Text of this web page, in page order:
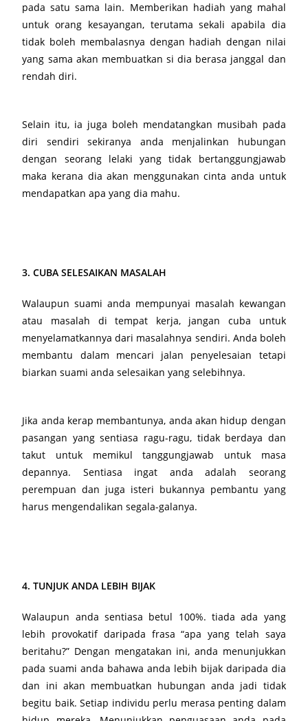
pada satu sama lain. Memberikan hadiah yang mahal
untuk orang kesayangan, terutama sekali apabila dia
tidak boleh membalasnya dengan hadiah dengan nilai
yang sama akan membuatkan si dia berasa janggal dan
rendah diri.
Selain itu, ia juga boleh mendatangkan musibah pada
diri sendiri sekiranya anda menjalinkan hubungan
dengan seorang lelaki yang tidak bertanggungjawab
maka kerana dia akan menggunakan cinta anda untuk
mendapatkan apa yang dia mahu.
3. CUBA SELESAIKAN MASALAH
Walaupun suami anda mempunyai masalah kewangan
atau masalah di tempat kerja, jangan cuba untuk
menyelamatkannya dari masalahnya sendiri. Anda boleh
membantu dalam mencari jalan penyelesaian tetapi
biarkan suami anda selesaikan yang selebihnya.
Jika anda kerap membantunya, anda akan hidup dengan
pasangan yang sentiasa ragu-ragu, tidak berdaya dan
takut untuk memikul tanggungjawab untuk masa
depannya. Sentiasa ingat anda adalah seorang
perempuan dan juga isteri bukannya pembantu yang
harus mengendalikan segala-galanya.
4. TUNJUK ANDA LEBIH BIJAK
Walaupun anda sentiasa betul 100%. tiada ada yang
lebih provokatif daripada frasa “apa yang telah saya
beritahu?” Dengan mengatakan ini, anda menunjukkan
pada suami anda bahawa anda lebih bijak daripada dia
dan ini akan membuatkan hubungan anda jadi tidak
begitu baik. Setiap individu perlu merasa penting dalam